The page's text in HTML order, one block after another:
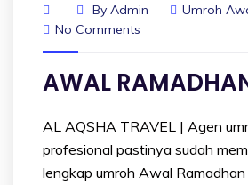
By Admin
Umroh
No Comments
AWAL
AL AQSHA TRAVEL | Agen
profesional pastinya sudah
lengkap umroh Awal